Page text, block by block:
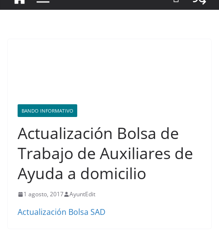
BANDO INFORMATIVO
Actualización Bolsa de
Trabajo de Auxiliares de
Ayuda a domicilio
1 agosto, 2017 AyuntEdit
Actualización Bolsa SAD